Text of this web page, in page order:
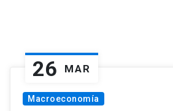
26 MAR
Macroeconomía